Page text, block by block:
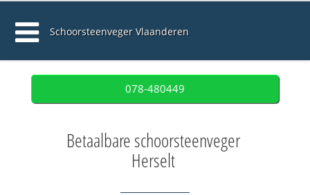
Schoorsteenveger Vlaanderen
078-480449
Betaalbare schoorsteenveger
Herselt